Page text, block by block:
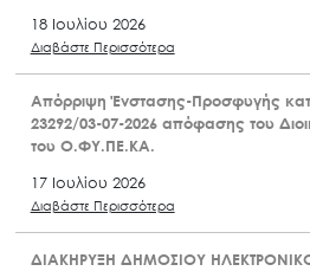
18 Ιουλίου 2026
Διαβάστε Περισσότερα
Απόρριψη Ένστασης-Προσφυγής
23292/03-07-2026 απόφασης του
του Ο.ΦΥ.ΠΕ.ΚΑ.
17 Ιουλίου 2026
Διαβάστε Περισσότερα
ΔΙΑΚΗΡΥΞΗ ΔΗΜΟΣΙΟΥ